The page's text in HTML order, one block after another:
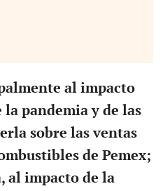
al impacto
pandemia y de las
sobre las ventas
de Pemex;
al impacto de la